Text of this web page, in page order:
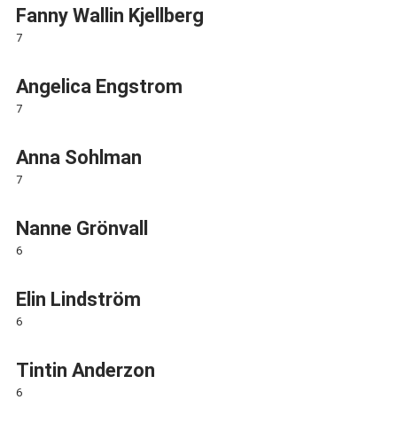
Fanny Wallin Kjellberg
7
Angelica Engstrom
7
Anna Sohlman
7
Nanne Grönvall
6
Elin Lindström
6
Tintin Anderzon
6